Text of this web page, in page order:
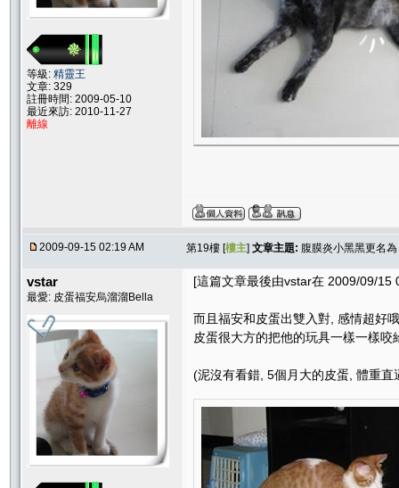
等級: 精靈王
文章: 329
註冊時間: 2009-05-10
最近來訪: 2010-11-27
離線
2009-09-15 02:19 AM 第19樓 [樓主] 文章主題: 腹膜炎小黑黑更名
vstar
最愛: 皮蛋福安烏溜溜Bella
[這篇文章最後由vstar在 2009/09/15
而且福安和皮蛋出雙入對, 感情超好
皮蛋很大方的把他的玩具一樣一樣
(泥沒有看錯, 5個月大的皮蛋, 體重